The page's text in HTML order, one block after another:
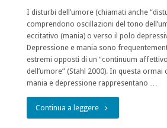
I disturbi dell’umore (chiamati anche
comprendono oscillazioni del tono
eccitativo (mania) o verso il polo
Depressione e mania sono
estremi opposti di un “continuum
dell’umore” (Stahl 2000). In questa ormai
mania e depressione rappresentano …
Continua a leggere"I